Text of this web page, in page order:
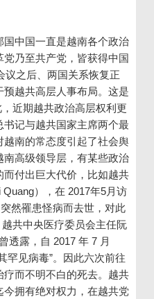
中国一直是越南各个政治
乃至共产党，皆获得中国
议之后、两国关系恢复正
越共高层人事布局。这是
近期越共政治高层权利更
记与越共国家主席两个最
南的常态度引起了社会舆
高级领导层，有某些政治
而付出巨大代价，比如越共
），在 2017年5月访
然罹患怪病而去世，对此
共中央医疗委员会主任阮
透露，自 2017 年 7 月
罕见病毒”。因此六次前往
而不明不白的死去。越共
拥有绝对权力，在越共党